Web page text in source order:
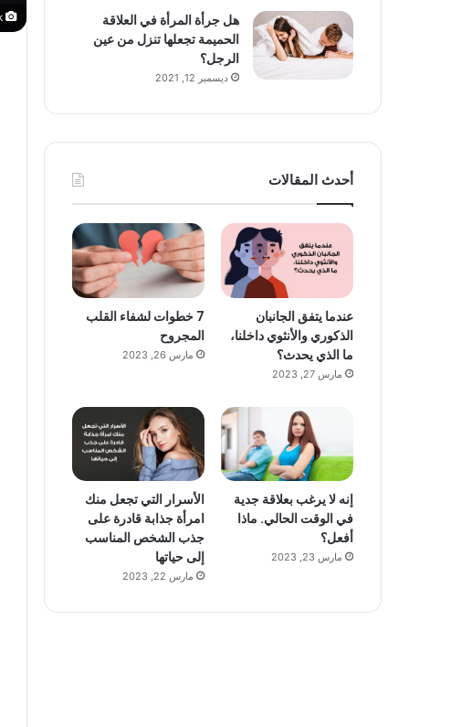
هل جرأة المرأة في العلاقة
الحميمة تجعلها تنزل من عين
الرجل؟
ديسمبر 12, 2021
أحدث المقالات
عندما يتفق الجانبان
الذكوري والأنثوي داخلنا،
ما الذي يحدث؟
مارس 27, 2023
7 خطوات لشفاء القلب
المجروح
مارس 26, 2023
إنه لا يرغب بعلاقة جدية
في الوقت الحالي. ماذا
أفعل؟
مارس 23, 2023
الأسرار التي تجعل منك
امرأة جذابة قادرة على
جذب الشخص المناسب
إلى حياتها
مارس 22, 2023